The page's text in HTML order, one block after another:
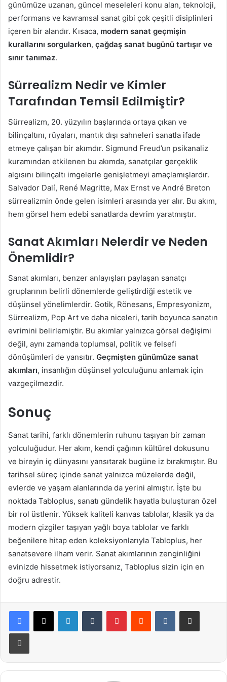
günümüze uzanan, güncel meseleleri konu alan, teknoloji,
performans ve kavramsal sanat gibi çok çeşitli disiplinleri
içeren bir alandır. Kısaca, modern sanat geçmişin
kurallarını sorgularken, çağdaş sanat bugünü tartışır ve
sınır tanımaz.
Sürrealizm Nedir ve Kimler
Tarafından Temsil Edilmiştir?
Sürrealizm, 20. yüzyılın başlarında ortaya çıkan ve
bilinçaltını, rüyaları, mantık dışı sahneleri sanatla ifade
etmeye çalışan bir akımdır. Sigmund Freud’un psikanaliz
kuramından etkilenen bu akımda, sanatçılar gerçeklik
algısını bilinçaltı imgelerle genişletmeyi amaçlamışlardır.
Salvador Dalí, René Magritte, Max Ernst ve André Breton
sürrealizmin önde gelen isimleri arasında yer alır. Bu akım,
hem görsel hem edebi sanatlarda devrim yaratmıştır.
Sanat Akımları Nelerdir ve Neden
Önemlidir?
Sanat akımları, benzer anlayışları paylaşan sanatçı
gruplarının belirli dönemlerde geliştirdiği estetik ve
düşünsel yönelimlerdir. Gotik, Rönesans, Empresyonizm,
Sürrealizm, Pop Art ve daha niceleri, tarih boyunca sanatın
evrimini belirlemiştir. Bu akımlar yalnızca görsel değişimi
değil, aynı zamanda toplumsal, politik ve felsefi
dönüşümleri de yansıtır. Geçmişten günümüze sanat
akımları, insanlığın düşünsel yolculuğunu anlamak için
vazgeçilmezdir.
Sonuç
Sanat tarihi, farklı dönemlerin ruhunu taşıyan bir zaman
yolculuğudur. Her akım, kendi çağının kültürel dokusunu
ve bireyin iç dünyasını yansıtarak bugüne iz bırakmıştır. Bu
tarihsel süreç içinde sanat yalnızca müzelerde değil,
evlerde ve yaşam alanlarında da yerini almıştır. İşte bu
noktada Tabloplus, sanatı gündelik hayatla buluşturan özel
bir rol üstlenir. Yüksek kaliteli kanvas tablolar, klasik ya da
modern çizgiler taşıyan yağlı boya tablolar ve farklı
beğenilere hitap eden koleksiyonlarıyla Tabloplus, her
sanatsevere ilham verir. Sanat akımlarının zenginliğini
evinizde hissetmek istiyorsanız, Tabloplus sizin için en
doğru adrestir.